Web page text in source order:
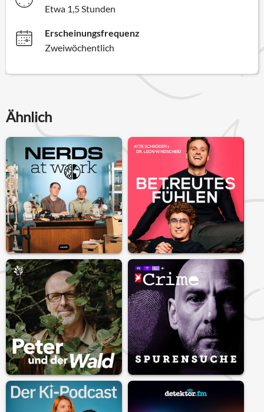
Etwa 1,5 Stunden
Erscheinungsfrequenz
Zweiwöchentlich
Ähnlich